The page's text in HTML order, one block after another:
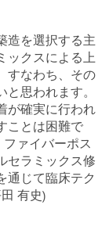
造を選択する主
ックスによる上
すなわち、その
思われます。
が確実に行われ
ことは困難で
ァイバーポス
セラミックス修
通じて臨床テク
有史)